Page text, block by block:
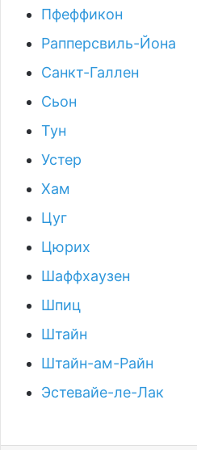
Пфеффикон
Рапперсвиль-Йона
Санкт-Галлен
Сьон
Тун
Устер
Хам
Цуг
Цюрих
Шаффхаузен
Шпиц
Штайн
Штайн-ам-Райн
Эстевайе-ле-Лак